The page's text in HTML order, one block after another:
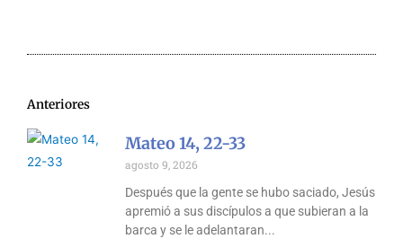
Anteriores
Mateo 14, 22-33
agosto 9, 2026
Después que la gente se hubo saciado, Jesús
apremió a sus discípulos a que subieran a la
barca y se le adelantaran